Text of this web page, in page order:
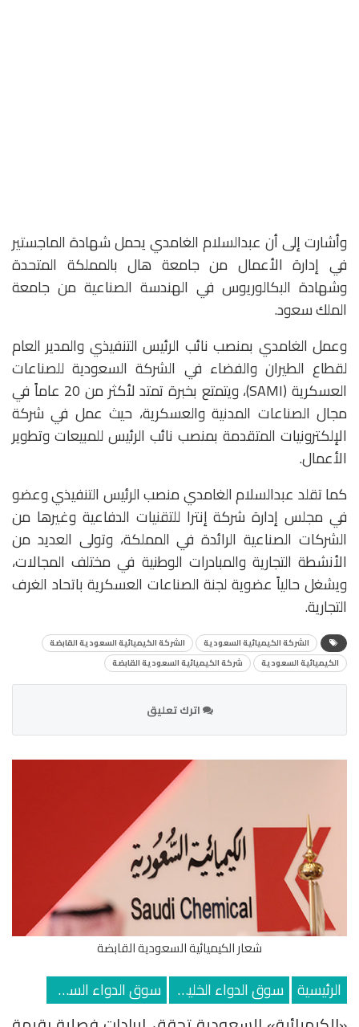
وأشارت إلى أن عبدالسلام الغامدي يحمل شهادة الماجستير
في إدارة الأعمال من جامعة هال بالمملكة المتحدة
وشهادة البكالوريوس في الهندسة الصناعية من جامعة
الملك سعود.
وعمل الغامدي بمنصب نائب الرئيس التنفيذي والمدير العام
لقطاع الطيران والفضاء في الشركة السعودية للصناعات
العسكرية (SAMI)، ويتمتع بخبرة تمتد لأكثر من 20 عاماً في
مجال الصناعات المدنية والعسكرية، حيث عمل في شركة
الإلكترونيات المتقدمة بمنصب نائب الرئيس للمبيعات وتطوير
الأعمال.
كما تقلد عبدالسلام الغامدي منصب الرئيس التنفيذي وعضو
في مجلس إدارة شركة إنترا للتقنيات الدفاعية وغيرها من
الشركات الصناعية الرائدة في المملكة، وتولى العديد من
الأنشطة التجارية والمبادرات الوطنية في مختلف المجالات،
ويشغل حالياً عضوية لجنة الصناعات العسكرية باتحاد الغرف
التجارية.
الشركة الكيميائية السعودية
الشركة الكيميائية السعودية القابضة
الكيميائية السعودية
شركة الكيميائية السعودية القابضة
اترك تعليق
شعار الكيميائية السعودية القابضة
الرئيسية سوق الدواء الخليجي سوق الدواء السعودي